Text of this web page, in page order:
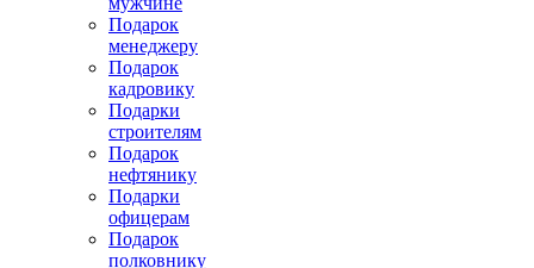
Подарок
менеджеру
Подарок
кадровику
Подарки
строителям
Подарок
нефтянику
Подарки
офицерам
Подарок
полковнику